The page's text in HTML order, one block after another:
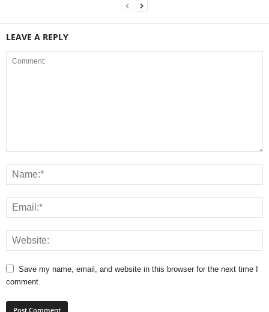
LEAVE A REPLY
Save my name, email, and website in this browser for the next time I
comment.